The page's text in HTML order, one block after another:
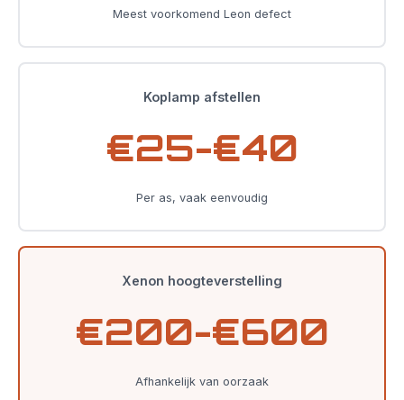
Meest voorkomend Leon defect
Koplamp afstellen
€25-€40
Per as, vaak eenvoudig
Xenon hoogteverstelling
€200-€600
Afhankelijk van oorzaak